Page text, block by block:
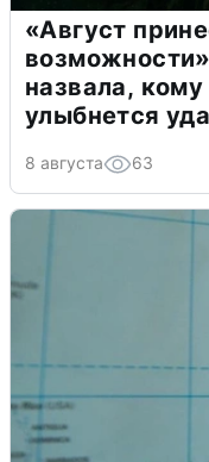
«Август
назвала, кому
улыбнется
8 августа 63